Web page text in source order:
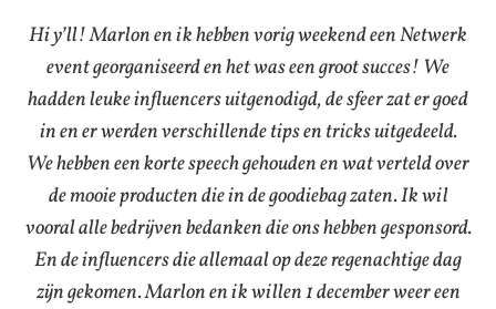
Hi y’ll! Marlon en ik hebben vorig weekend een Netwerk
event georganiseerd en het was een groot succes! We
hadden leuke influencers uitgenodigd, de sfeer zat er goed
in en er werden verschillende tips en tricks uitgedeeld.
We hebben een korte speech gehouden en wat verteld over
de mooie producten die in de goodiebag zaten. Ik wil
vooral alle bedrijven bedanken die ons hebben gesponsord.
En de influencers die allemaal op deze regenachtige dag
zijn gekomen. Marlon en ik willen 1 december weer een